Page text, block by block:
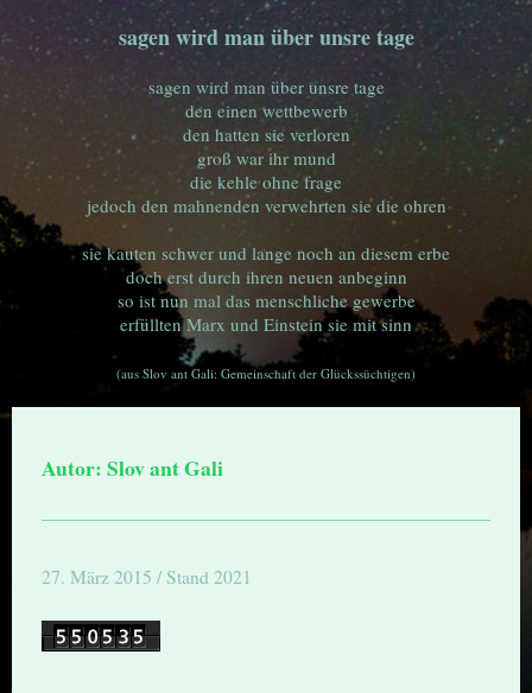
sagen wird man über unsre tage
sagen wird man über unsre tage
den einen wettbewerb
den hatten sie verloren
groß war ihr mund
die kehle ohne frage
jedoch den mahnenden verwehrten sie die ohren
sie kauten schwer und lange noch an diesem erbe
doch erst durch ihren neuen anbeginn
so ist nun mal das menschliche gewerbe
erfüllten Marx und Einstein sie mit sinn
(aus Slov ant Gali: Gemeinschaft der Glückssüchtigen)
Autor: Slov ant Gali
27. März 2015 / Stand 2021